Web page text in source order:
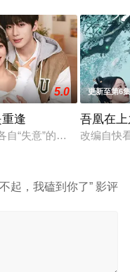
想低调扎纸维生，却因
5.0
逢
自“失意”的年轻人，在沿
更新至第6
吾凰在
改编自快
起，我磕到你了” 影评